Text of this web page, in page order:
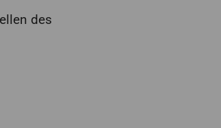
des